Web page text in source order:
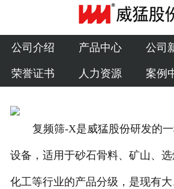
公司介绍 产品中心 公司
荣誉证书 人力资源 案例
复频筛-X是威猛股份研发的
设备，适用于砂石骨料、矿山、选
化工等行业的产品分级，是现有